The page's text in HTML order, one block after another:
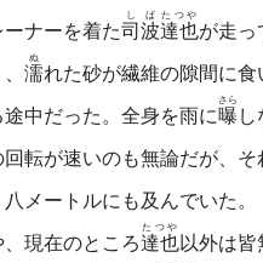
ナーを着た司波
しば
達也
たつや
が走っ
濡
ぬ
れた砂が繊維の隙間に食
中だった。全身を雨に曝
さら
転が速いのも無論だが、
メートルにも及んでいた。
現在のところ達也
たつや
以外は